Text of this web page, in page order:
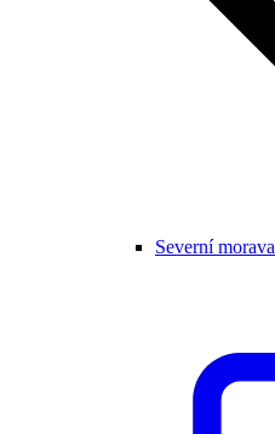
Severní morava